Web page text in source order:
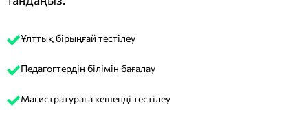
Ұлттық бірыңғай тестілеу
Педагогтердің білімін бағалау
Магистратураға кешенді тестілеу